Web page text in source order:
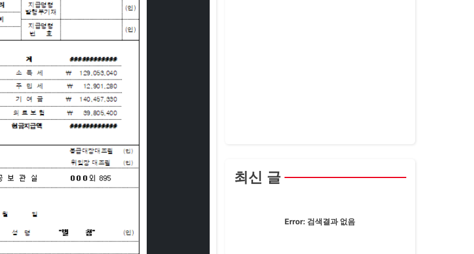
최신 글
Error: 검색결과 없음